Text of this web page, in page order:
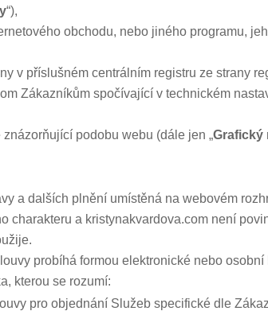
“),
obchodu, nebo jiného programu,
v příslušném centrálním registru ze strany
Zákazníkům spočívající v technickém
podobu webu (dále jen „Grafický
a dalších plnění umístěná na webovém
charakteru a kristynakvardova.com není
probíhá formou elektronické nebo
kterou se rozumí:
pro objednání Služeb specifické dle